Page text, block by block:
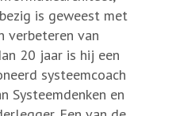
is geweest met
verbeteren van
20 jaar is hij een
systeemcoach
Systeemdenken en